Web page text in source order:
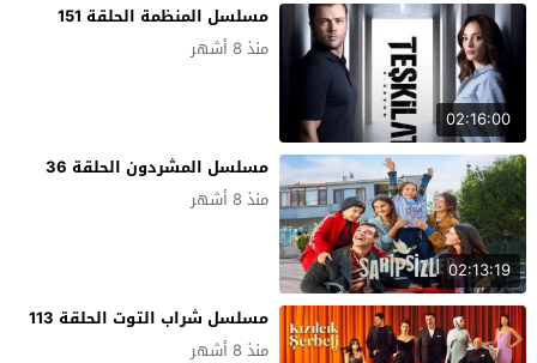
02:16:00
مسلسل المنظمة الحلقة 151
منذ 8 أشهر
02:13:19
مسلسل المشردون الحلقة 36
منذ 8 أشهر
مسلسل شراب التوت الحلقة 113
منذ 8 أشهر